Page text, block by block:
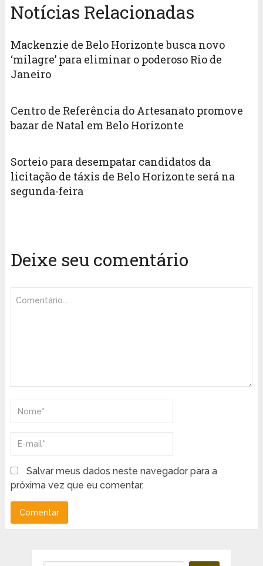
Notícias Relacionadas
Mackenzie de Belo Horizonte busca novo
‘milagre’ para eliminar o poderoso Rio de
Janeiro
Centro de Referência do Artesanato promove
bazar de Natal em Belo Horizonte
Sorteio para desempatar candidatos da
licitação de táxis de Belo Horizonte será na
segunda-feira
Deixe seu comentário
Salvar meus dados neste navegador para a
próxima vez que eu comentar.